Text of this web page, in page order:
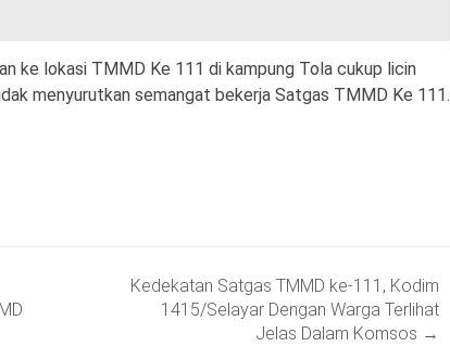
ke lokasi TMMD Ke 111 di kampung Tola cukup licin
menyurutkan semangat bekerja Satgas TMMD Ke 111.
Kedekatan Satgas TMMD ke-111, Kodim
1415/Selayar Dengan Warga Terlihat
Jelas Dalam Komsos →